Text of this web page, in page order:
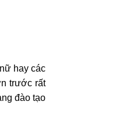
hay các
trước rất
đào tạo